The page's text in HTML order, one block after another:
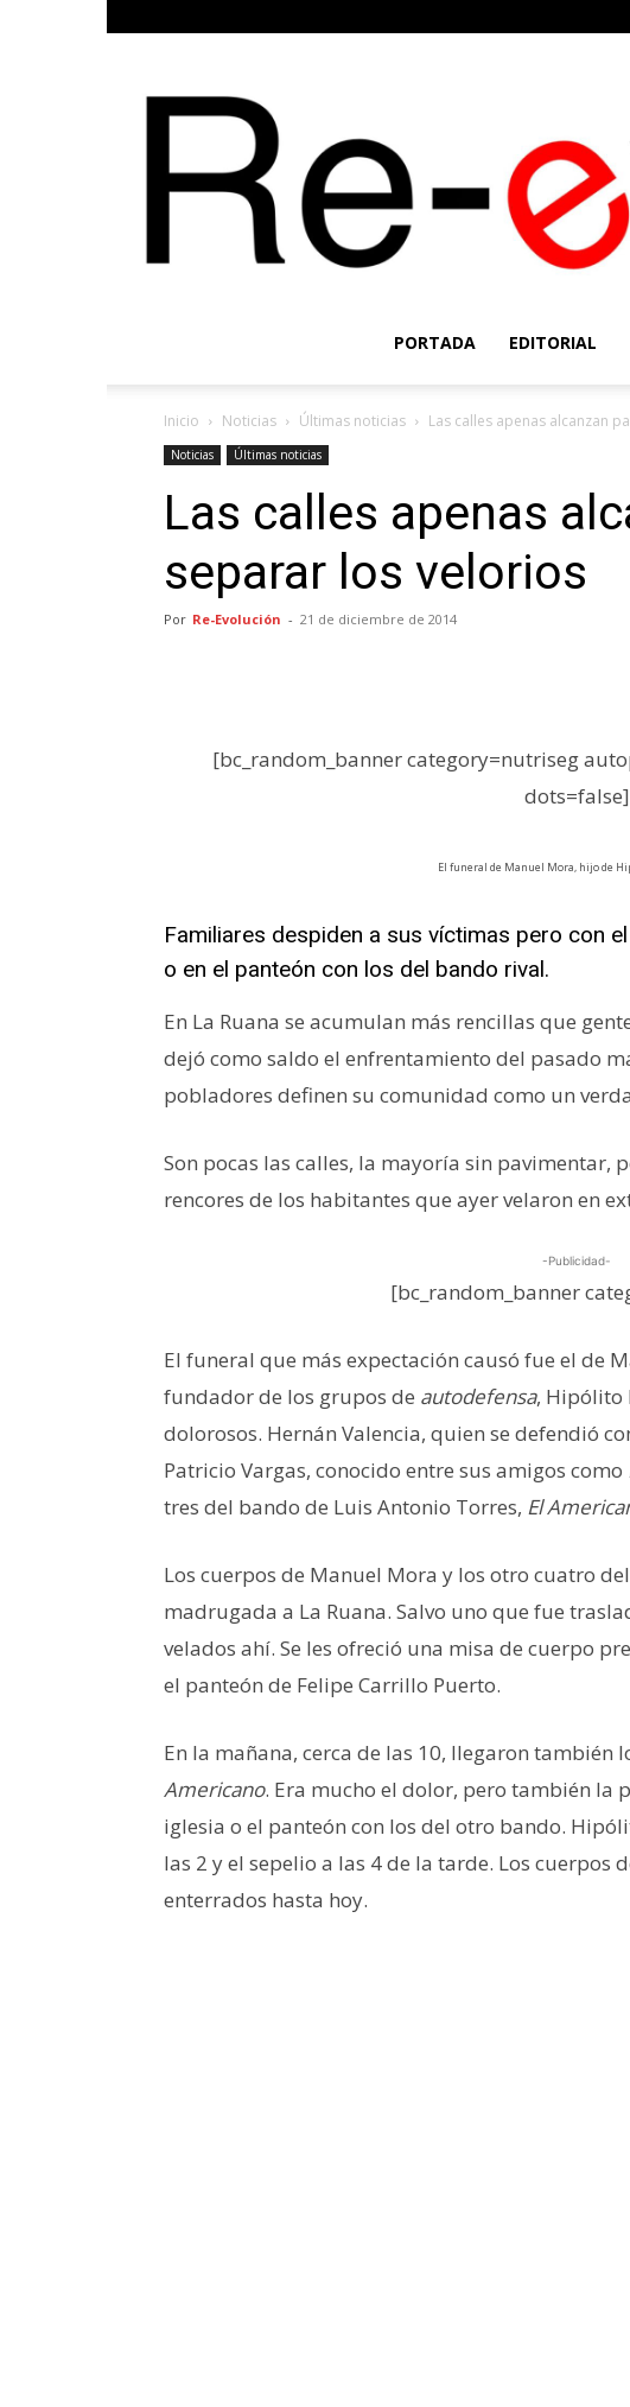
PORTADA EDITORIAL
Inicio Noticias Últimas noticias Las calles apenas alcanzan
Noticias Últimas noticias
Las calles apenas
separar los velorios
Por Re-Evolución - 21 de diciembre de 2014
[bc_random_banner category=nutriseg
dots=false]
El funeral de Manuel Mora, hijo de
Familiares despiden a sus víctimas pero con
o en el panteón con los del bando rival.
En La Ruana se acumulan más rencillas que
dejó como saldo el enfrentamiento del pasado
pobladores definen su comunidad como un
Son pocas las calles, la mayoría sin pavimentar,
rencores de los habitantes que ayer velaron en
-Publicidad-
[bc_random_banner
El funeral que más expectación causó fue el de
fundador de los grupos de autodefensa, Hipólito
dolorosos. Hernán Valencia, quien se defendió
Patricio Vargas, conocido entre sus amigos como
tres del bando de Luis Antonio Torres, El
Los cuerpos de Manuel Mora y los otro cuatro
madrugada a La Ruana. Salvo uno que fue
velados ahí. Se les ofreció una misa de cuerpo
el panteón de Felipe Carrillo Puerto.
En la mañana, cerca de las 10, llegaron también
Americano. Era mucho el dolor, pero también la
iglesia o el panteón con los del otro bando.
las 2 y el sepelio a las 4 de la tarde. Los cuerpos
enterrados hasta hoy.